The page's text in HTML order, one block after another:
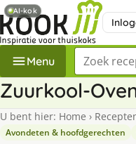
Menu Zoek een
Zuurkool-
U bent hier: Home ›
Avondeten & hoofdgerechten
AI-kok